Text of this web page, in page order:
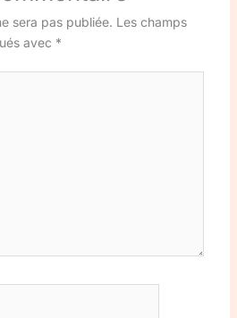
sera pas publiée. Les champs
avec *